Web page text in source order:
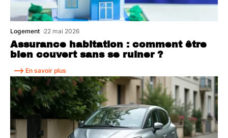
Assurance habitation : comment être
bien couvert sans se ruiner ?
Logement 22 mai 2026
En savoir plus